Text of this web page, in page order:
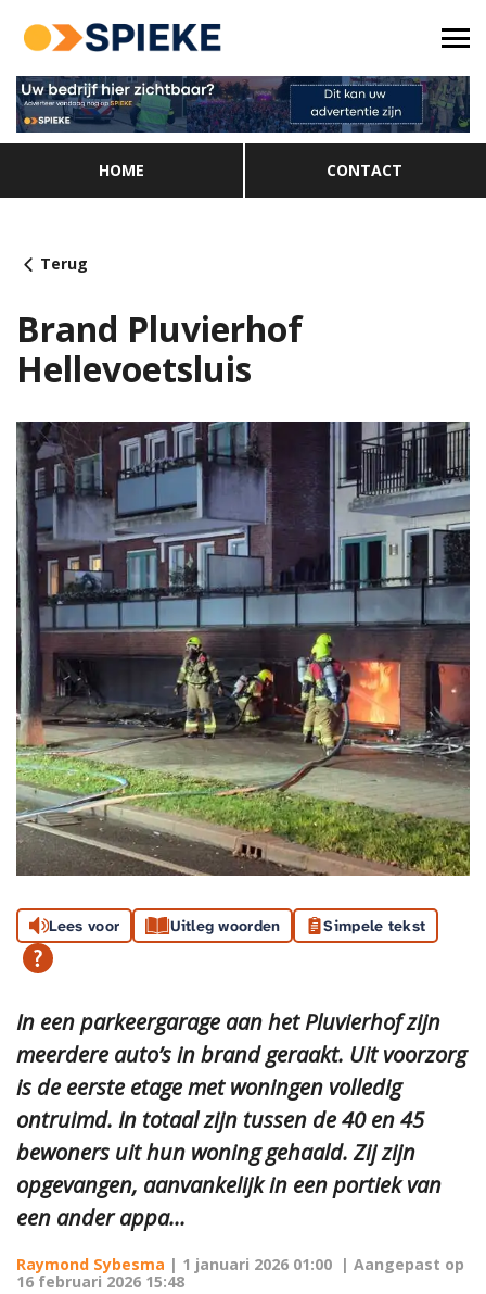
HOME CONTACT
Terug
Brand Pluvierhof
Hellevoetsluis
Lees voor Uitleg woorden Simpele tekst
In een parkeergarage aan het Pluvierhof zijn
meerdere auto’s in brand geraakt. Uit voorzorg
is de eerste etage met woningen volledig
ontruimd. In totaal zijn tussen de 40 en 45
bewoners uit hun woning gehaald. Zij zijn
opgevangen, aanvankelijk in een portiek van
een ander appa...
Raymond Sybesma | 1 januari 2026 01:00 | Aangepast op
16 februari 2026 15:48